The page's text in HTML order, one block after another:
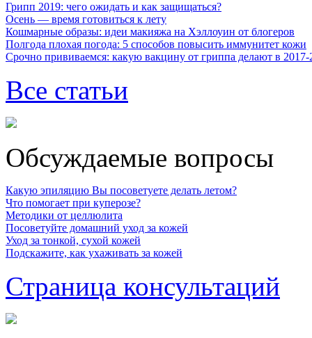
Грипп 2019: чего ожидать и как защищаться?
Осень — время готовиться к лету
Кошмарные образы: идеи макияжа на Хэллоуин от блогеров
Полгода плохая погода: 5 способов повысить иммунитет кожи
Срочно прививаемся: какую вакцину от гриппа делают в 2017-
Все статьи
Обсуждаемые вопросы
Какую эпиляцию Вы посоветуете делать летом?
Что помогает при куперозе?
Методики от целлюлита
Посоветуйте домашний уход за кожей
Уход за тонкой, сухой кожей
Подскажите, как ухаживать за кожей
Страница консультаций